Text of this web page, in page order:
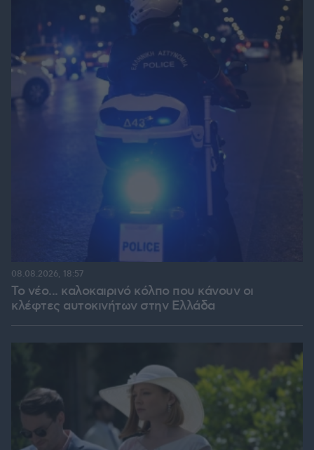
Το νέο... καλοκαιρινό κόλπο που κάνουν οι
κλέφτες αυτοκινήτων στην Ελλάδα
08.08.2026, 18:57